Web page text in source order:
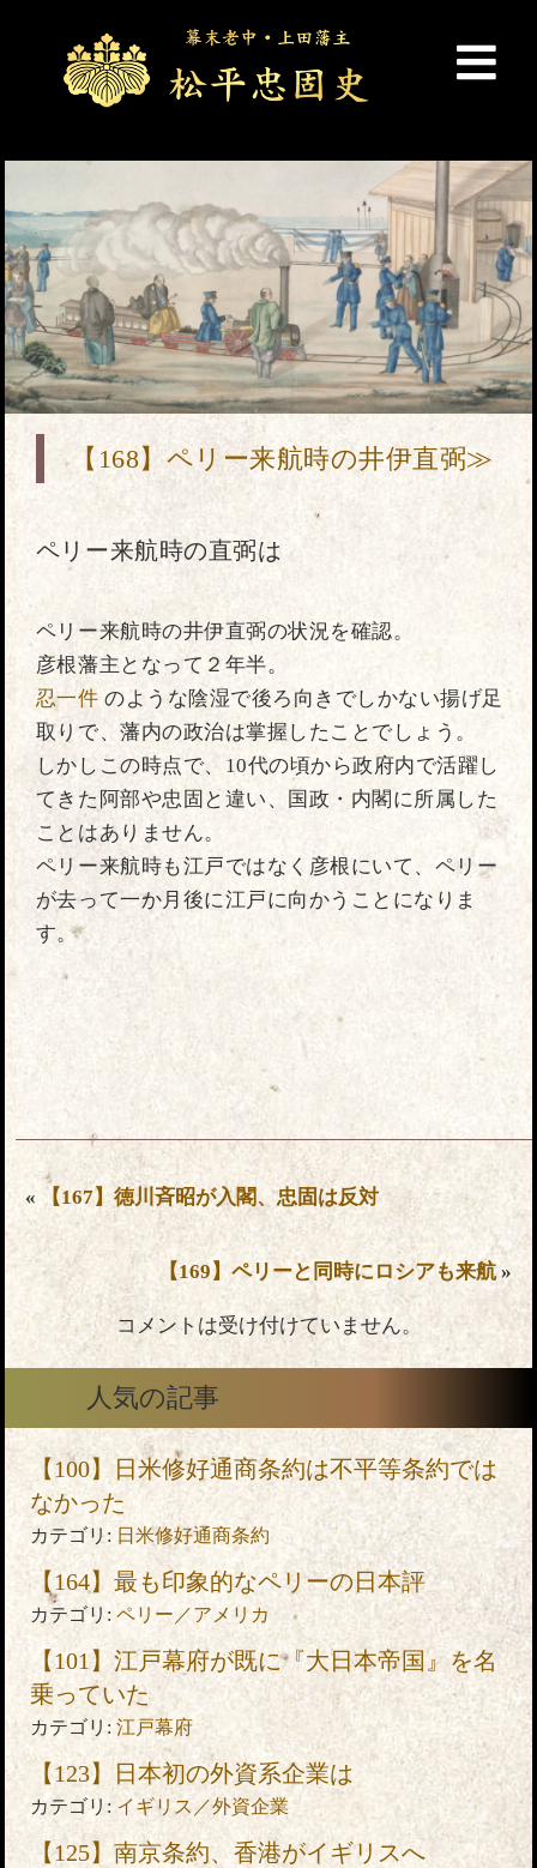
【168】ペリー来航時の井伊直弼≫
ペリー来航時の直弼は
ペリー来航時の井伊直弼の状況を確認。
彦根藩主となって２年半。
忍一件 のような陰湿で後ろ向きでしかない揚げ足
取りで、藩内の政治は掌握したことでしょう。
しかしこの時点で、10代の頃から政府内で活躍し
てきた阿部や忠固と違い、国政・内閣に所属した
ことはありません。
ペリー来航時も江戸ではなく彦根にいて、ペリー
が去って一か月後に江戸に向かうことになりま
す。
« 【167】徳川斉昭が入閣、忠固は反対
【169】ペリーと同時にロシアも来航»
コメントは受け付けていません。
人気の記事
【100】日米修好通商条約は不平等条約では
なかった
カテゴリ: 日米修好通商条約
【164】最も印象的なペリーの日本評
カテゴリ: ペリー／アメリカ
【101】江戸幕府が既に『大日本帝国』を名
乗っていた
カテゴリ: 江戸幕府
【123】日本初の外資系企業は
カテゴリ: イギリス／外資企業
【125】南京条約、香港がイギリスへ